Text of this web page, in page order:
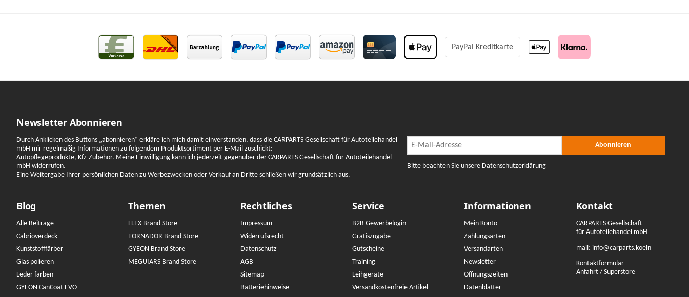
PayPal Kreditkarte
Newsletter Abonnieren
Durch Anklicken des Buttons „abonnieren“ erkläre ich mich damit einverstanden, dass die CARPARTS Gesellschaft für Autoteilehandel
mbH mir regelmäßig Informationen zu folgendem Produktsortiment per E-Mail zuschickt:
Autopflegeprodukte, Kfz-Zubehör. Meine Einwilligung kann ich jederzeit gegenüber der CARPARTS Gesellschaft für Autoteilehandel
mbH widerrufen.
Eine Weitergabe Ihrer persönlichen Daten zu Werbezwecken oder Verkauf an Dritte schließen wir grundsätzlich aus.
Newsletter Abonnieren Abonnieren
Bitte beachten Sie unsere Datenschutzerklärung
Blog
Alle Beiträge
Cabrioverdeck
Kunststofffärber
Glas polieren
Leder färben
GYEON CanCoat EVO
Themen
FLEX Brand Store
TORNADOR Brand Store
GYEON Brand Store
MEGUIARS Brand Store
Rechtliches
Impressum
Widerrufsrecht
Datenschutz
AGB
Sitemap
Batteriehinweise
Service
B2B Gewerbelogin
Gratiszugabe
Gutscheine
Training
Leihgeräte
Versandkostenfreie Artikel
Informationen
Mein Konto
Zahlungsarten
Versandarten
Newsletter
Öffnungszeiten
Datenblätter
Kontakt
CARPARTS Gesellschaft
für Autoteilehandel mbH
mail: info@carparts.koeln
Kontaktformular
Anfahrt / Superstore